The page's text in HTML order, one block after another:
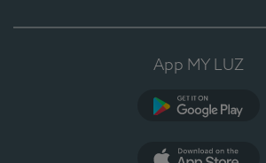
App MY LUZ